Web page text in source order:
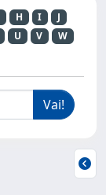
H I
J
U V
W